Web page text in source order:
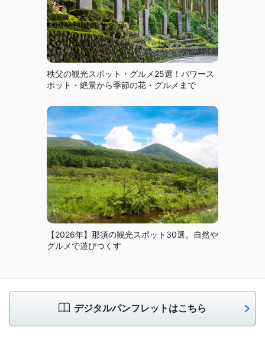
秩父の観光スポット・グルメ25選！パワース
ポット・絶景から季節の花・グルメまで
【2026年】那須の観光スポット30選。自然や
グルメで遊びつくす
デジタルパンフレットはこちら